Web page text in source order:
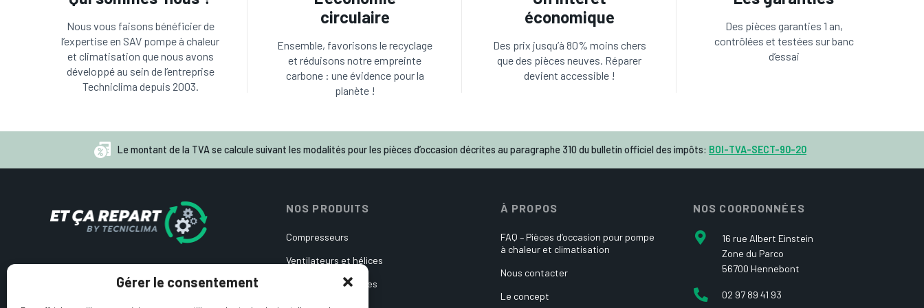
Gérer le consentement
Nous vous faisons bénéficier de
l’expertise en SAV pompe à chaleur
et climatisation que nous avons
développé au sein de l’entreprise
Techniclima depuis 2003.
circulaire
Ensemble, favorisons le recyclage
et réduisons notre empreinte
carbone : une évidence pour la
planète !
économique
Des prix jusqu’à 80% moins chers
que des pièces neuves. Réparer
devient accessible !
Des pièces garanties 1 an,
contrôlées et testées sur banc
d’essai
Le montant de la TVA se calcule suivant les modalités pour les pièces d’occasion décrites au paragraphe 310 du bulletin officiel des impôts: BOI-TVA-SECT-90-20
pour pompe à chaleur et
NOS PRODUITS
Compresseurs
Ventilateurs et hélices
Cartes électroniques
À PROPOS
FAQ – Pièces d’occasion pour pompe
à chaleur et climatisation
Nous contacter
Le concept
NOS COORDONNÉES
16 rue Albert Einstein
Zone du Parco
56700 Hennebont
02 97 89 41 93